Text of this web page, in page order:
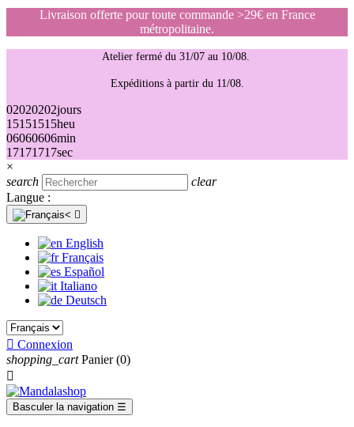
Livraison offerte pour toute commande >29€ en France
métropolitaine.
Atelier fermé du 31/07 au 10/08.
Expéditions à partir du 11/08.
02020202jours
15151515heu
06060606min
17171717sec
×
search
clear
Langue :

English
Français
Español
Italiano
Deutsch
 Connexion
shopping_cart Panier (0)

Basculer la navigation ☰